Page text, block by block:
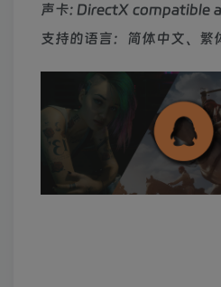
声卡: DirectX compatible
支持的语言：简体中文、